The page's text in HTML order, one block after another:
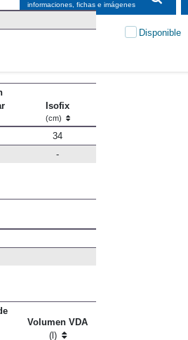
informaciones, fichas e imágenes
Disponible
Isofix
(cm)
34
-
Volumen VDA
(l)